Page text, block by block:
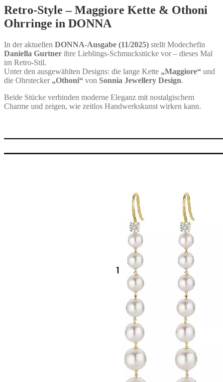
Retro-Style – Maggiore Kette & Othoni
Ohrringe in DONNA
In der aktuellen DONNA-Ausgabe (11/2025) stellt Modechefin
Daniella Gurtner ihre Lieblings-Schmuckstücke vor – dieses Mal
im Retro-Stil.
Unter den ausgewählten Designs: die lange Kette „Maggiore“ und
die Ohrstecker „Othoni“ von Sonnia Jewellery Design.
Beide Stücke verbinden moderne Eleganz mit nostalgischem
Charme und zeigen, wie zeitlos Handwerkskunst wirken kann.